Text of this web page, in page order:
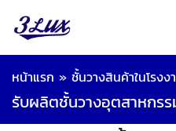
หน้าแรก » ชั้นวางสินค้าในโรงง
รับผลิตชั้นวางอุตสาหกร